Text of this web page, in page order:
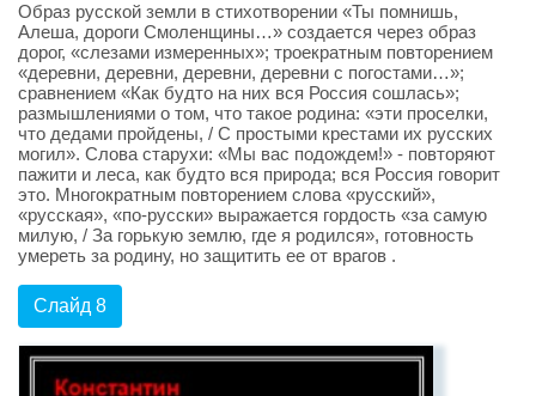
Образ русской земли в стихотворении «Ты помнишь,
Алеша, дороги Смоленщины…» создается через образ
дорог, «слезами измеренных»; троекратным повторением
«деревни, деревни, деревни, деревни с погостами…»;
сравнением «Как будто на них вся Россия сошлась»;
размышлениями о том, что такое родина: «эти проселки,
что дедами пройдены, / С простыми крестами их русских
могил». Слова старухи: «Мы вас подождем!» - повторяют
пажити и леса, как будто вся природа; вся Россия говорит
это. Многократным повторением слова «русский»,
«русская», «по-русски» выражается гордость «за самую
милую, / За горькую землю, где я родился», готовность
умереть за родину, но защитить ее от врагов .
Слайд 8